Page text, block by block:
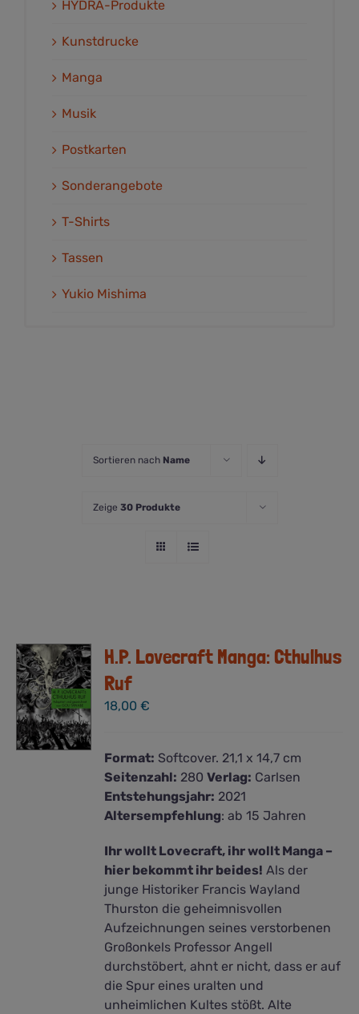
Sortieren nach Name
Zeige 30 Produkte
H.P. Lovecraft Manga: Cthulhus
Ruf
18,00€
Format: Softcover. 21,1 x 14,7 cm
Seitenzahl: 280Verlag: Carlsen
Entstehungsjahr: 2021
Altersempfehlung: ab 15 Jahren
Ihr wollt Lovecraft, ihr wollt Manga –
hier bekommt ihr beides! Als der
junge Historiker Francis Wayland
Thurston die geheimnisvollen
Aufzeichnungen seines verstorbenen
Großonkels Professor Angell
durchstöbert, ahnt er nicht, dass er auf
die Spur eines uralten und
unheimlichen Kultes stößt. Alte
HYDRA-Produkte
Kunstdrucke
Manga
Musik
Postkarten
Sonderangebote
T-Shirts
Tassen
Yukio Mishima